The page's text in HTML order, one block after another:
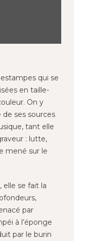
qui se
en taille-
On y
de ses sources
tant elle
: lutte,
mené sur le
elle se fait la
par
à l’éponge
par le burin